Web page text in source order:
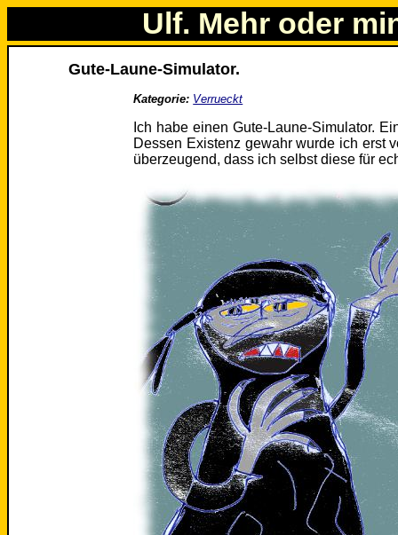
Ulf. Mehr oder
Gute-Laune-Simulator.
Kategorie: Verrueckt
Ich habe einen Gute-Laune-Simulator.
Dessen Existenz gewahr wurde ich erst
überzeugend, dass ich selbst diese für